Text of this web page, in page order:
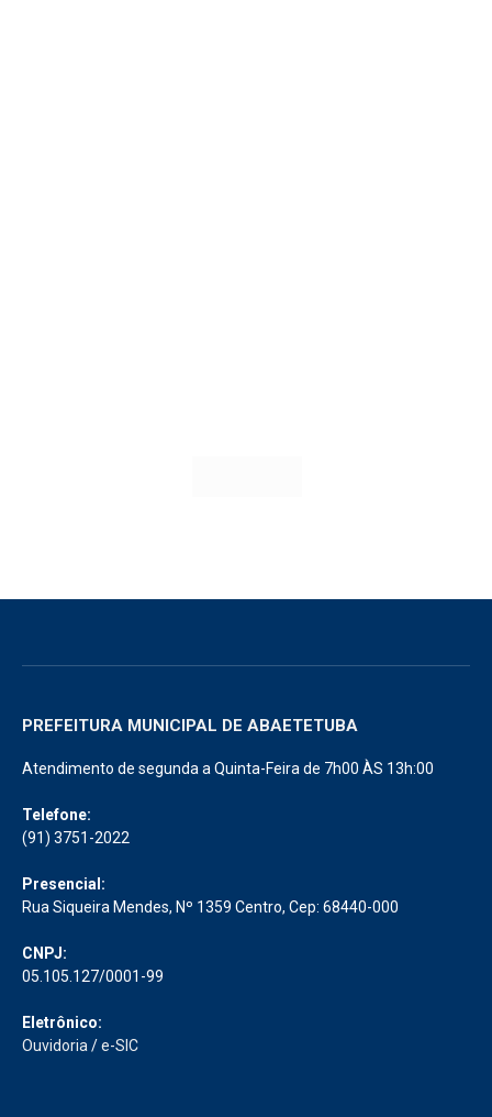
PREFEITURA MUNICIPAL DE ABAETETUBA
Atendimento de segunda a Quinta-Feira de 7h00 ÀS 13h:00
Telefone:
(91) 3751-2022
Presencial:
CNPJ: